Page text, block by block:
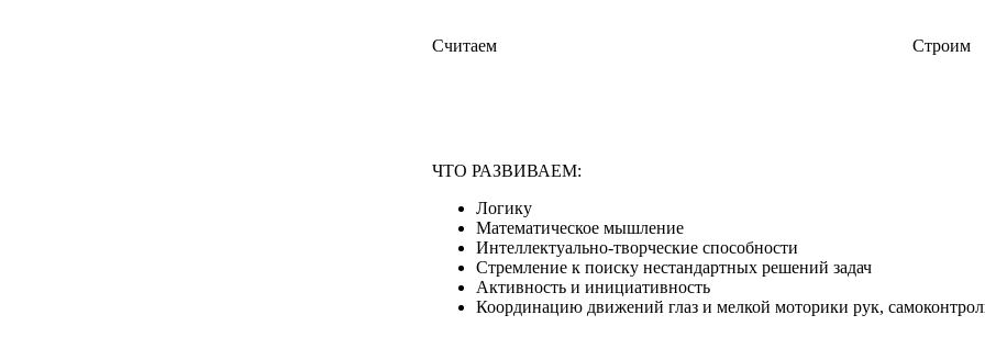
Считаем Cтроим
ЧТО РАЗВИВАЕМ:
Логику
Математическое мышление
Интеллектуально-творческие способности
Стремление к поиску нестандартных решений задач
Активность и инициативность
Координацию движений глаз и мелкой моторики рук,